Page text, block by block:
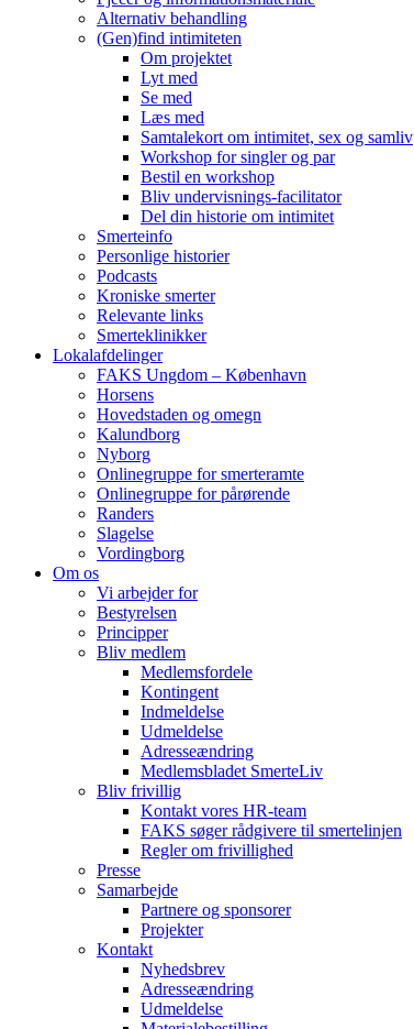
Alternativ behandling
(Gen)find intimiteten
Om projektet
Lyt med
Se med
Læs med
Samtalekort om intimitet, sex og samliv
Workshop for singler og par
Bestil en workshop
Bliv undervisnings-facilitator
Del din historie om intimitet
Smerteinfo
Personlige historier
Podcasts
Kroniske smerter
Relevante links
Smerteklinikker
Lokalafdelinger
FAKS Ungdom – København
Horsens
Hovedstaden og omegn
Kalundborg
Nyborg
Onlinegruppe for smerteramte
Onlinegruppe for pårørende
Randers
Slagelse
Vordingborg
Om os
Vi arbejder for
Bestyrelsen
Principper
Bliv medlem
Medlemsfordele
Kontingent
Indmeldelse
Udmeldelse
Adresseændring
Medlemsbladet SmerteLiv
Bliv frivillig
Kontakt vores HR-team
FAKS søger rådgivere til smertelinjen
Regler om frivillighed
Presse
Samarbejde
Partnere og sponsorer
Projekter
Kontakt
Nyhedsbrev
Adresseændring
Udmeldelse